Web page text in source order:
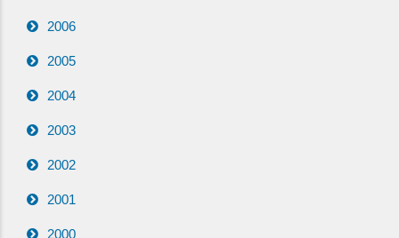
2006
2005
2004
2003
2002
2001
2000